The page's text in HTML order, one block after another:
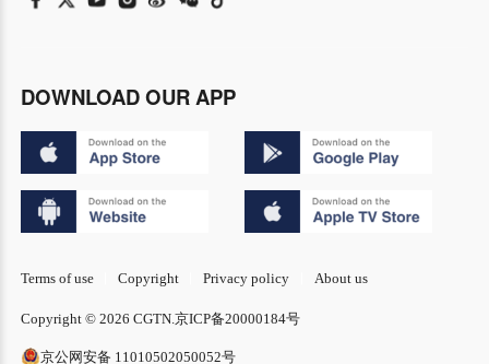
DOWNLOAD OUR APP
Terms of use Copyright Privacy policy About us
Copyright © 2026 CGTN.京ICP备20000184号
京公网安备 11010502050052号